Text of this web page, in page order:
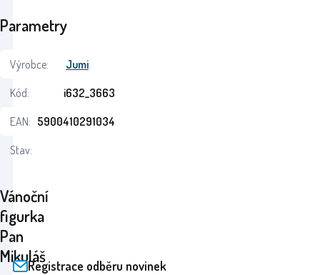
Vánoční
figurka
Pan
Mikuláš
Parametry
Výrobce:
Jumi
Kód:
i632_3663
EAN: 5900410291034
Stav:
Registrace odběru novinek